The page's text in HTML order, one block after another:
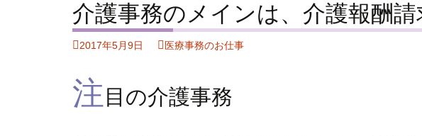
介護事務のメインは、介護報酬請
2017年5月9日 医療事務のお仕事
注 目の介護事務